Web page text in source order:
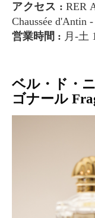
アクセス : RER
Chaussée d'Antin
営業時間 : 月-土
ベル・ド・ニュイ Belle de Nuit - フラ
ゴナール